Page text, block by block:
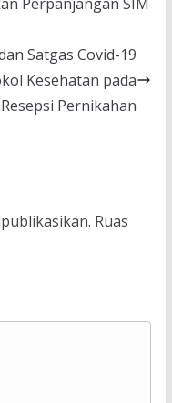
Satgas Covid-19
Kesehatan pada
Resepsi Pernikahan
Ruas